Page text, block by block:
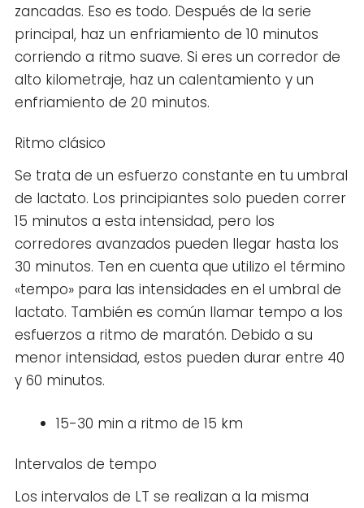
zancadas. Eso es todo. Después de la serie
principal, haz un enfriamiento de 10 minutos
corriendo a ritmo suave. Si eres un corredor de
alto kilometraje, haz un calentamiento y un
enfriamiento de 20 minutos.
Ritmo clásico
Se trata de un esfuerzo constante en tu umbral
de lactato. Los principiantes solo pueden correr
15 minutos a esta intensidad, pero los
corredores avanzados pueden llegar hasta los
30 minutos. Ten en cuenta que utilizo el término
«tempo» para las intensidades en el umbral de
lactato. También es común llamar tempo a los
esfuerzos a ritmo de maratón. Debido a su
menor intensidad, estos pueden durar entre 40
y 60 minutos.
15-30 min a ritmo de 15 km
Intervalos de tempo
Los intervalos de LT se realizan a la misma